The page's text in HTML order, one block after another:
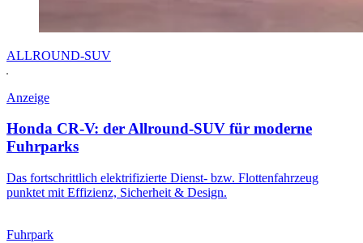
ALLROUND-SUV
Anzeige
Honda CR-V: der Allround-SUV für moderne
Fuhrparks
Das fortschrittlich elektrifizierte Dienst- bzw. Flottenfahrzeug
punktet mit Effizienz, Sicherheit & Design.
Fuhrpark